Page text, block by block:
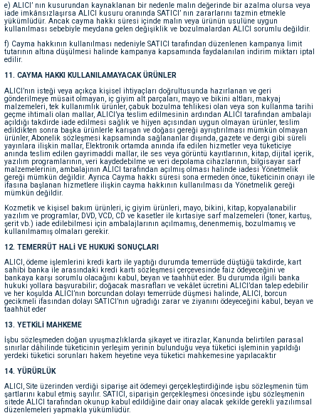
e) ALICI’ nın kusurundan kaynaklanan bir nedenle malın değerinde bir azalma olursa veya
iade imkânsızlaşırsa ALICI kusuru oranında SATICI’ nın zararlarını tazmin etmekle
yükümlüdür. Ancak cayma hakkı süresi içinde malın veya ürünün usulüne uygun
kullanılması sebebiyle meydana gelen değişiklik ve bozulmalardan ALICI sorumlu değildir.
f) Cayma hakkının kullanılması nedeniyle SATICI tarafından düzenlenen kampanya limit
tutarının altına düşülmesi halinde kampanya kapsamında faydalanılan indirim miktarı iptal
edilir.
11. CAYMA HAKKI KULLANILAMAYACAK ÜRÜNLER
ALICI’nın isteği veya açıkça kişisel ihtiyaçları doğrultusunda hazırlanan ve geri
gönderilmeye müsait olmayan, iç giyim alt parçaları, mayo ve bikini altları, makyaj
malzemeleri, tek kullanımlık ürünler, çabuk bozulma tehlikesi olan veya son kullanma tarihi
geçme ihtimali olan mallar, ALICI’ya teslim edilmesinin ardından ALICI tarafından ambalajı
açıldığı takdirde iade edilmesi sağlık ve hijyen açısından uygun olmayan ürünler, teslim
edildikten sonra başka ürünlerle karışan ve doğası gereği ayrıştırılması mümkün olmayan
ürünler, Abonelik sözleşmesi kapsamında sağlananlar dışında, gazete ve dergi gibi süreli
yayınlara ilişkin mallar, Elektronik ortamda anında ifa edilen hizmetler veya tüketiciye
anında teslim edilen gayrimaddi mallar, ile ses veya görüntü kayıtlarının, kitap, dijital içerik,
yazılım programlarının, veri kaydedebilme ve veri depolama cihazlarının, bilgisayar sarf
malzemelerinin, ambalajının ALICI tarafından açılmış olması halinde iadesi Yönetmelik
gereği mümkün değildir. Ayrıca Cayma hakkı süresi sona ermeden önce, tüketicinin onayı ile
ifasına başlanan hizmetlere ilişkin cayma hakkının kullanılması da Yönetmelik gereği
mümkün değildir.
Kozmetik ve kişisel bakım ürünleri, iç giyim ürünleri, mayo, bikini, kitap, kopyalanabilir
yazılım ve programlar, DVD, VCD, CD ve kasetler ile kırtasiye sarf malzemeleri (toner, kartuş,
şerit vb.) iade edilebilmesi için ambalajlarının açılmamış, denenmemiş, bozulmamış ve
kullanılmamış olmaları gerekir.
12. TEMERRÜT HALİ VE HUKUKİ SONUÇLARI
ALICI, ödeme işlemlerini kredi kartı ile yaptığı durumda temerrüde düştüğü takdirde, kart
sahibi banka ile arasındaki kredi kartı sözleşmesi çerçevesinde faiz ödeyeceğini ve
bankaya karşı sorumlu olacağını kabul, beyan ve taahhüt eder. Bu durumda ilgili banka
hukuki yollara başvurabilir; doğacak masrafları ve vekâlet ücretini ALICI’dan talep edebilir
ve her koşulda ALICI’nın borcundan dolayı temerrüde düşmesi halinde, ALICI, borcun
gecikmeli ifasından dolayı SATICI’nın uğradığı zarar ve ziyanını ödeyeceğini kabul, beyan ve
taahhüt eder
13. YETKİLİ MAHKEME
İşbu sözleşmeden doğan uyuşmazlıklarda şikayet ve itirazlar, Kanunda belirtilen parasal
sınırlar dâhilinde tüketicinin yerleşim yerinin bulunduğu veya tüketici işleminin yapıldığı
yerdeki tüketici sorunları hakem heyetine veya tüketici mahkemesine yapılacaktır
14. YÜRÜRLÜK
ALICI, Site üzerinden verdiği siparişe ait ödemeyi gerçekleştirdiğinde işbu sözleşmenin tüm
şartlarını kabul etmiş sayılır. SATICI, siparişin gerçekleşmesi öncesinde işbu sözleşmenin
sitede ALICI tarafından okunup kabul edildiğine dair onay alacak şekilde gerekli yazılımsal
düzenlemeleri yapmakla yükümlüdür.